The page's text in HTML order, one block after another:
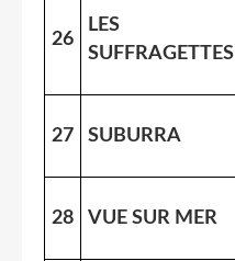
26
LES
SUFFRAGETTES
27 SUBURRA
28 VUE SUR MER